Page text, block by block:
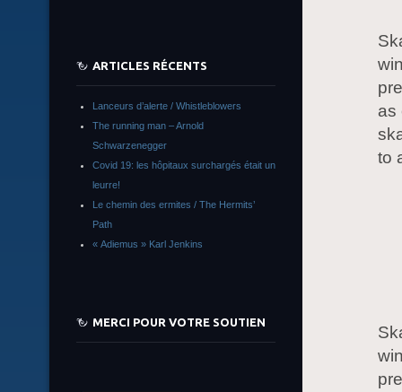
as
to
ARTICLES RÉCENTS
Lanceurs d’alerte / Whistleblowers
The running man – Arnold
Schwarzenegger
Covid 19: les hôpitaux surchargés était un
leurre!
Le chemin des ermites / The Hermits’
Path
« Adiemus » Karl Jenkins
MERCI POUR VOTRE SOUTIEN